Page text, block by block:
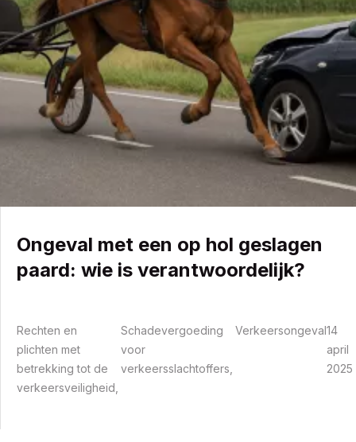
Nieuws
verantwoordelijk?
Ongeval met een op hol geslagen
paard: wie is verantwoordelijk?
Rechten en
plichten met
betrekking tot de
verkeersveiligheid
Schadevergoeding
voor
verkeersslachtoffers
Verkeersongeval14
april
2025